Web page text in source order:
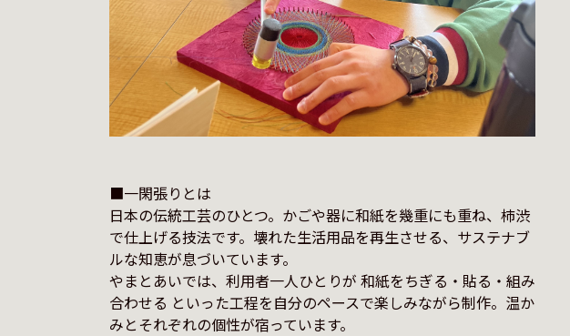
■一閑張りとは
日本の伝統工芸のひとつ。かごや器に和紙を幾重にも重ね、柿渋
で仕上げる技法です。壊れた生活用品を再生させる、サステナブ
ルな知恵が息づいています。
やまとあいでは、利用者一人ひとりが 和紙をちぎる・貼る・組み
合わせる といった工程を自分のペースで楽しみながら制作。温か
みとそれぞれの個性が宿っています。